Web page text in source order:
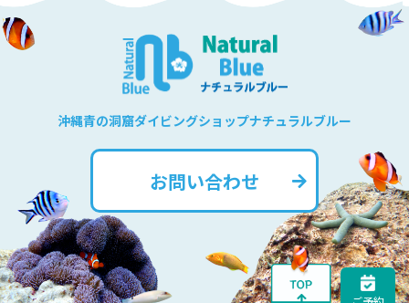
沖縄青の洞窟ダイビングショップナチュラルブルー
お問い合わせ